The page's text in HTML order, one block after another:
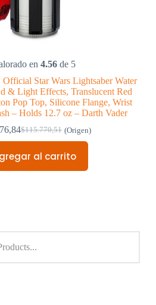
en4.56 de 5
Star Wars Lightsaber Water
& Light Effects, Translucent Red
Pop Top, Silicone Flange, Wrist
– Holds 12.7 oz – Darth Vader
$115.770,51 (Origen)
al carrito